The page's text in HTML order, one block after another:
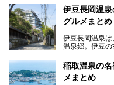
館」、「RED
とグランピン
ースフィールド
予定。
ャー施設など、
心に、家族連
楽しみ方ができ
伊豆長岡温
グルメまとめ
伊豆長岡温泉
温泉郷。伊豆の
ちろん日帰り
この記事では、
稲取温泉の
メまとめ